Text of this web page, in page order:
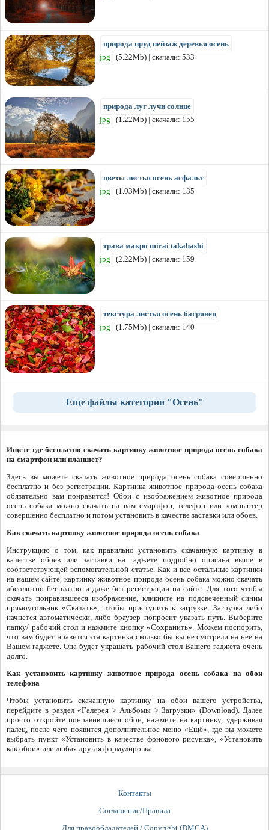
природа пруд пейзаж деревья осень
jpg | (5.22Mb) | скачали: 533
природа луг лучи солнце
jpg | (1.22Mb) | скачали: 155
цветы листья осень асфальт
jpg | (1.03Mb) | скачали: 135
трава макро mirai takahashi
jpg | (2.22Mb) | скачали: 159
текстура листья осень багрянец
jpg | (1.75Mb) | скачали: 140
Еще файлы категории "Осень"
Ищете где бесплатно скачать картинку животное природа осень собака
на смартфон или планшет?
Здесь вы можете скачать животное природа осень собака совершенно
бесплатно и без регистрации. Картинка животное природа осень собака
обязательно вам понравится! Обои с изображением животное природа
осень собака можно скачать на вам смартфон, телефон или компьютер
совершенно бесплатно и потом установить в качестве заставки или обоев.
Как скачать картинку животное природа осень собака
Инструкцию о том, как правильно установить скачанную картинку в
качестве обоев или заставки на гаджете подробно описана выше в
соответствующей вспомогательной статье. Как и все остальные картинки
на нашем сайте, картинку животное природа осень собака можно скачать
абсолютно бесплатно и даже без регистрации на сайте. Для того чтобы
скачать понравившееся изображение, кликните на подсвеченный синим
прямоугольник «Скачать», чтобы приступить к загрузке. Загрузка либо
начнется автоматически, либо браузер попросит указать путь. Выберите
папку/ рабочий стол и нажмите кнопку «Сохранить». Можем поспорить,
что вам будет нравится эта картинка сколько бы вы не смотрели на нее на
Вашем гаджете. Она будет украшать рабочий стол Вашего гаджета очень
долго.
Как установить картинку животное природа осень собака на обои
телефона
Чтобы установить скачанную картинку на обои вашего устройства,
перейдите в раздел «Галерея > Альбомы > Загрузки» (Download). Далее
просто откройте понравившиеся обои, нажмите на картинку, удерживая
палец, после чего появится дополнительное меню «Ещё», где вы можете
выбрать пункт «Установить в качестве фонового рисунка», «Установить
как обои» или любая другая формулировка.
Контакты
Соглашение/Правила
Для правообладателей / Copyright (DMCA)